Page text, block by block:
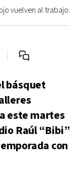
vuelven al trabajo.
básquet
este martes
Raúl “Bibi”
con